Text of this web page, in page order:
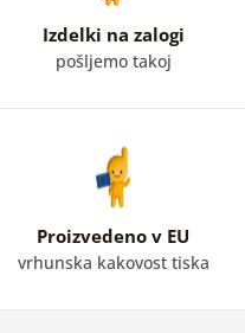
Izdelki na zalogi
pošljemo takoj
Proizvedeno v EU
vrhunska kakovost tiska